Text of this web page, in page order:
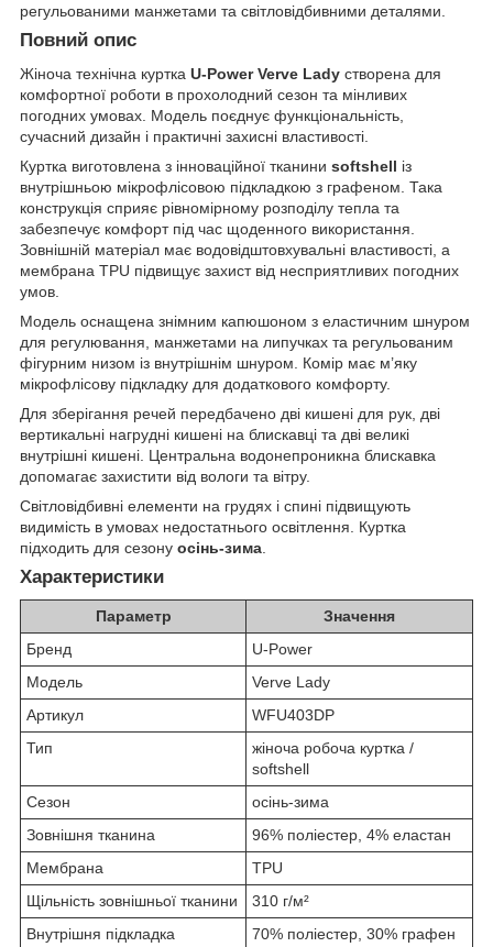
регульованими манжетами та світловідбивними деталями.
Повний опис
Жіноча технічна куртка U-Power Verve Lady створена для
комфортної роботи в прохолодний сезон та мінливих
погодних умовах. Модель поєднує функціональність,
сучасний дизайн і практичні захисні властивості.
Куртка виготовлена з інноваційної тканини softshell із
внутрішньою мікрофлісовою підкладкою з графеном. Така
конструкція сприяє рівномірному розподілу тепла та
забезпечує комфорт під час щоденного використання.
Зовнішній матеріал має водовідштовхувальні властивості, а
мембрана TPU підвищує захист від несприятливих погодних
умов.
Модель оснащена знімним капюшоном з еластичним шнуром
для регулювання, манжетами на липучках та регульованим
фігурним низом із внутрішнім шнуром. Комір має м’яку
мікрофлісову підкладку для додаткового комфорту.
Для зберігання речей передбачено дві кишені для рук, дві
вертикальні нагрудні кишені на блискавці та дві великі
внутрішні кишені. Центральна водонепроникна блискавка
допомагає захистити від вологи та вітру.
Світловідбивні елементи на грудях і спині підвищують
видимість в умовах недостатнього освітлення. Куртка
підходить для сезону осінь-зима
Характеристики
Параметр
Значення
Бренд
U-Power
Модель
Verve Lady
Артикул
WFU403DP
Тип
жіноча робоча куртка /
softshell
Сезон
осінь-зима
Зовнішня тканина
96% поліестер, 4% еластан
Мембрана
TPU
Щільність зовнішньої тканини
310 г/м²
Внутрішня підкладка
70% поліестер, 30% графен